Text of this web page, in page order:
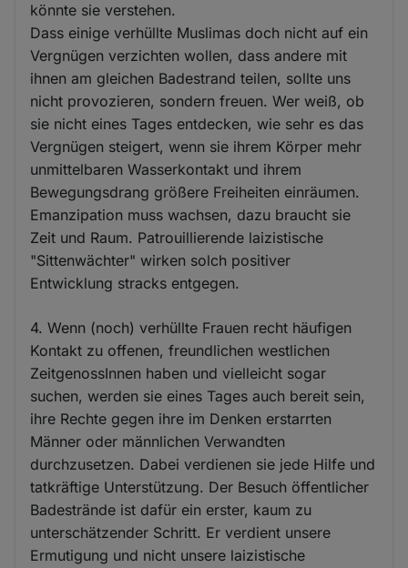
könnte sie verstehen.
Dass einige verhüllte Muslimas doch nicht auf ein
Vergnügen verzichten wollen, dass andere mit
ihnen am gleichen Badestrand teilen, sollte uns
nicht provozieren, sondern freuen. Wer weiß, ob
sie nicht eines Tages entdecken, wie sehr es das
Vergnügen steigert, wenn sie ihrem Körper mehr
unmittelbaren Wasserkontakt und ihrem
Bewegungsdrang größere Freiheiten einräumen.
Emanzipation muss wachsen, dazu braucht sie
Zeit und Raum. Patrouillierende laizistische
"Sittenwächter" wirken solch positiver
Entwicklung stracks entgegen.
4. Wenn (noch) verhüllte Frauen recht häufigen
Kontakt zu offenen, freundlichen westlichen
ZeitgenossInnen haben und vielleicht sogar
suchen, werden sie eines Tages auch bereit sein,
ihre Rechte gegen ihre im Denken erstarrten
Männer oder männlichen Verwandten
durchzusetzen. Dabei verdienen sie jede Hilfe und
tatkräftige Unterstützung. Der Besuch öffentlicher
Badestrände ist dafür ein erster, kaum zu
unterschätzender Schritt. Er verdient unsere
Ermutigung und nicht unsere laizistische